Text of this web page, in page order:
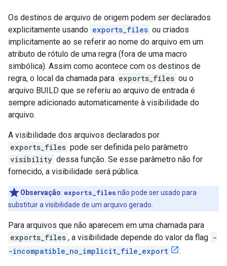
Os destinos de arquivo de origem podem ser declarados
explicitamente usando exports_files ou criados
implicitamente ao se referir ao nome do arquivo em um
atributo de rótulo de uma regra (fora de uma macro
simbólica). Assim como acontece com os destinos de
regra, o local da chamada para exports_files ou o
arquivo BUILD que se referiu ao arquivo de entrada é
sempre adicionado automaticamente à visibilidade do
arquivo.
A visibilidade dos arquivos declarados por
exports_files pode ser definida pelo parâmetro
visibility dessa função. Se esse parâmetro não for
fornecido, a visibilidade será pública.
Observação: exports_files não pode ser usado para
substituir a visibilidade de um arquivo gerado.
Para arquivos que não aparecem em uma chamada para
exports_files , a visibilidade depende do valor da flag -
-incompatible_no_implicit_file_export
: